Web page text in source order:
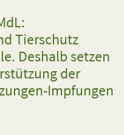
Tierschutz
Deshalb setzen
der
Impfungen